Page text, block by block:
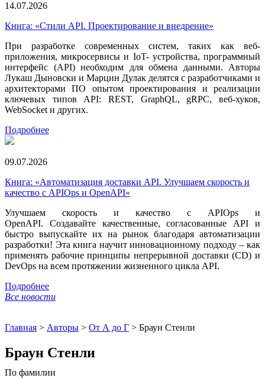
14.07.2026
Книга: «Стили API. Проектирование и внедрение»
При разработке современных систем, таких как веб-
приложения, микросервисы и IoT- устройства, программный
интерфейс (API) необходим для обмена данными. Авторы
Лукаш Дыновски и Марцин Дулак делятся с разработчиками и
архитекторами ПО опытом проектирования и реализации
ключевых типов API: REST, GraphQL, gRPC, веб-хуков,
WebSocket и других.
Подробнее
09.07.2026
Книга: «Автоматизация доставки API. Улучшаем скорость и
качество с APIOps и OpenAPI»
Улучшаем скорость и качество с APIOps и
OpenAPI. Создавайте качественные, согласованные API и
быстро выпускайте их на рынок благодаря автоматизации
разработки! Эта книга научит инновационному подходу – как
применять рабочие принципы непрерывной доставки (CD) и
DevOps на всем протяжении жизненного цикла API.
Подробнее
Все новости
Главная > Авторы > От А до Г > Браун Стенли
Браун Стенли
По фамилии